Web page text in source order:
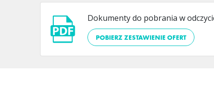
Dokumenty do pobrania w
POBIERZ ZESTAWIENIE OFERT